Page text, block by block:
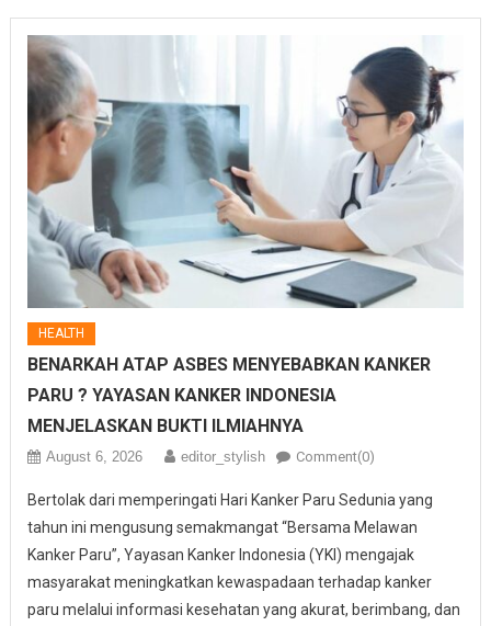
HEALTH
BENARKAH ATAP ASBES MENYEBABKAN KANKER
PARU ? YAYASAN KANKER INDONESIA
MENJELASKAN BUKTI ILMIAHNYA
August 6, 2026 editor_stylish Comment(0)
Bertolak dari memperingati Hari Kanker Paru Sedunia yang
tahun ini mengusung semakmangat “Bersama Melawan
Kanker Paru”, Yayasan Kanker Indonesia (YKI) mengajak
masyarakat meningkatkan kewaspadaan terhadap kanker
paru melalui informasi kesehatan yang akurat, berimbang, dan